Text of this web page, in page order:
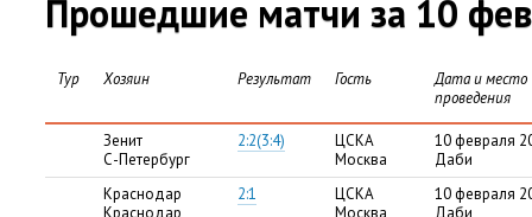
Прошедшие матчи за 10
Тур Хозяин Результат Гость
Дата и место
проведения
Зенит
С-Петербург
2:2(3:4)
ЦСКА
Москва
10 февраля
Даби
Краснодар
Краснодар
2:1
ЦСКА
Москва
10 февраля
Даби